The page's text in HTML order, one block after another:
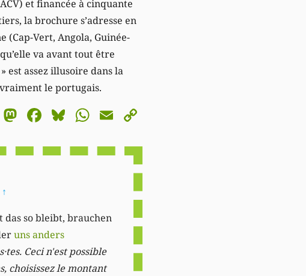
et financée à cinquante
la brochure s’adresse en
(Cap-Vert, Angola, Guinée-
va avant tout être
est assez illusoire dans la
le portugais.
Mastodon
Facebook
Bluesky
WhatsApp
Email
↑
so bleibt, brauchen
uns anders
Ceci n'est possible
choisissez le montant